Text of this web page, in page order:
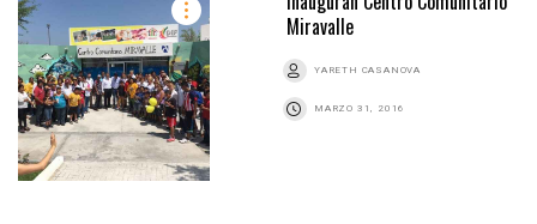
Miravalle
YARETH CASANOVA
MARZO 31, 2016